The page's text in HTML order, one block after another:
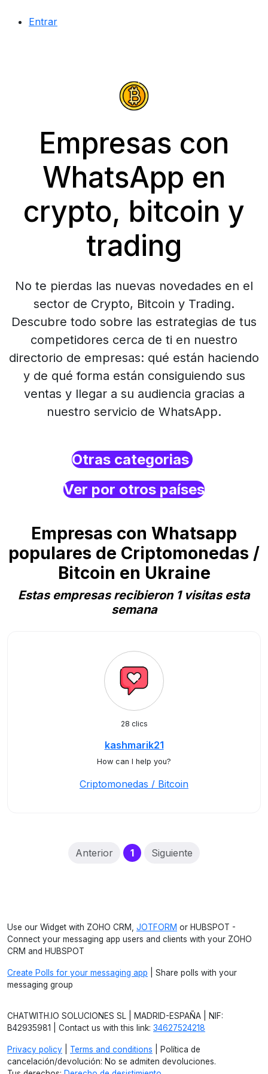
Entrar
Empresas con
WhatsApp en
crypto, bitcoin y
trading
No te pierdas las nuevas novedades en el
sector de Crypto, Bitcoin y Trading.
Descubre todo sobre las estrategias de tus
competidores cerca de ti en nuestro
directorio de empresas: qué están haciendo
y de qué forma están consiguiendo sus
ventas y llegar a su audiencia gracias a
nuestro servicio de WhatsApp.
Otras categorias
Ver por otros países
Empresas con Whatsapp
populares de Criptomonedas /
Bitcoin en Ukraine
Estas empresas recibieron 1 visitas esta
semana
28 clics
kashmarik21
How can I help you?
Criptomonedas / Bitcoin
Anterior 1(current)
Siguiente
Use our Widget with ZOHO CRM, JOTFORM or HUBSPOT -
Connect your messaging app users and clients with your ZOHO
CRM and HUBSPOT
Create Polls for your messaging app | Share polls with your
messaging group
CHATWITH.IO SOLUCIONES SL | MADRID-ESPAÑA | NIF:
B42935981 | Contact us with this link: 34627524218
Privacy policy Terms and conditions | Política de
cancelación/devolución: No se admiten devoluciones.